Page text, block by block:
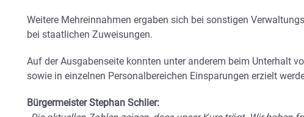
Weitere Mehreinnahmen ergaben sich bei sonstigen
bei staatlichen Zuweisungen.
Auf der Ausgabenseite konnten unter anderem beim Unterhalt
sowie in einzelnen Personalbereichen Einsparungen erzielt
Bürgermeister Stephan Schlier: